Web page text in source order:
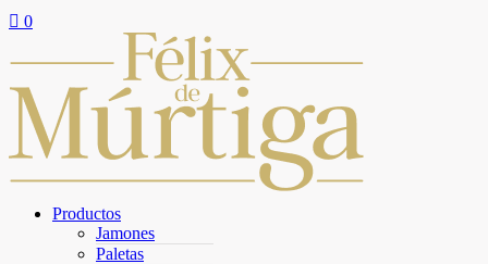
 0
Productos
Jamones
Paletas